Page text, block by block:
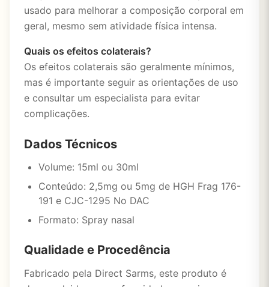
usado para melhorar a composição corporal em
geral, mesmo sem atividade física intensa.
Quais os efeitos colaterais?
Os efeitos colaterais são geralmente mínimos,
mas é importante seguir as orientações de uso
e consultar um especialista para evitar
complicações.
Dados Técnicos
Volume: 15ml ou 30ml
Conteúdo: 2,5mg ou 5mg de HGH Frag 176-
191 e CJC-1295 No DAC
Formato: Spray nasal
Qualidade e Procedência
Fabricado pela Direct Sarms, este produto é